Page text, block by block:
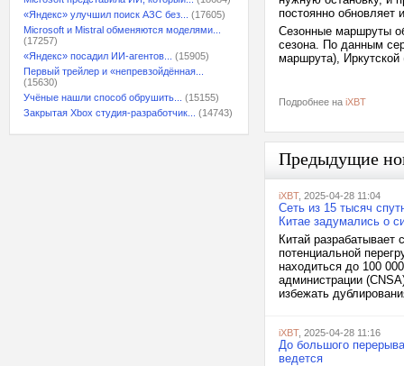
«Яндекс» улучшил поиск АЗС без...
(17605)
Microsoft и Mistral обменяются моделями...
(17257)
«Яндекс» посадил ИИ-агентов...
(15905)
Первый трейлер и «непревзойдённая...
(15630)
Учёные нашли способ обрушить...
(15155)
Закрытая Xbox студия-разработчик...
(14743)
постоянно обновляет
Сезонные маршруты
сезона. По данным
маршрута),
Подробнее на iXBT
Предыдущие
iXBT, 2025-04-28 11:04
Сеть из 15 тысяч
Китае задумались о
Китай
потенциальной
находиться до 100
администрации
избежать
iXBT, 2025-04-28 11:16
До большого
ведется